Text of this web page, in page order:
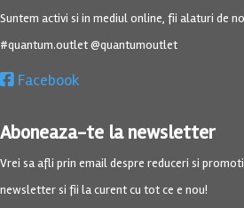
Suntem activi si in mediul online, fii alaturi de
#quantum.outlet @quantumoutlet
Facebook
Aboneaza-te la newsletter
Vrei sa afli prin email despre reduceri si
newsletter si fii la curent cu tot ce e nou!